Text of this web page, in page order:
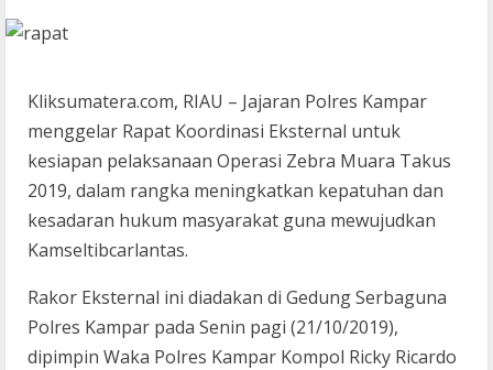
Kliksumatera.com, RIAU – Jajaran Polres Kampar
menggelar Rapat Koordinasi Eksternal untuk
kesiapan pelaksanaan Operasi Zebra Muara Takus
2019, dalam rangka meningkatkan kepatuhan dan
kesadaran hukum masyarakat guna mewujudkan
Kamseltibcarlantas.
Rakor Eksternal ini diadakan di Gedung Serbaguna
Polres Kampar pada Senin pagi (21/10/2019),
dipimpin Waka Polres Kampar Kompol Ricky Ricardo